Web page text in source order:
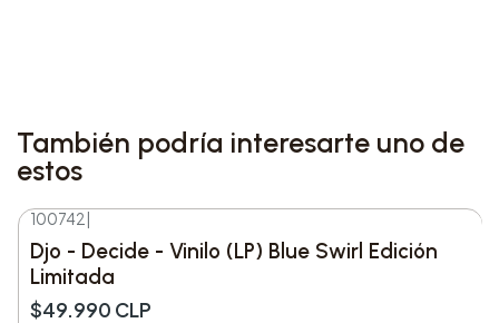
Edición: Edición Limitada.
Sello: Legacy Recordings
Artista: Various Artists.
Banda sonora oficial de Stranger Things 5.
Detalles del producto:
También podría interesarte uno de
estos
-17%DESC.
100742
Djo - Decide - Vinilo (LP) Blue Swirl Edición
Limitada
$49.990 CLP